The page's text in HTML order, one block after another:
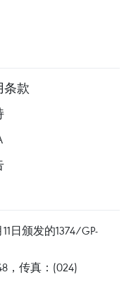
条款
日颁发的1374/GP-
，传真：(024)